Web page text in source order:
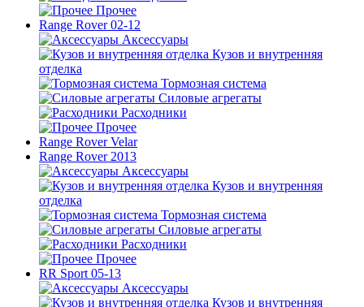
Прочее
Range Rover 02-12
Аксессуары
Кузов и внутренняя
отделка
Тормозная система
Силовые агрегаты
Расходники
Прочее
Range Rover Velar
Range Rover 2013
Аксессуары
Кузов и внутренняя
отделка
Тормозная система
Силовые агрегаты
Расходники
Прочее
RR Sport 05-13
Аксессуары
Кузов и внутренняя